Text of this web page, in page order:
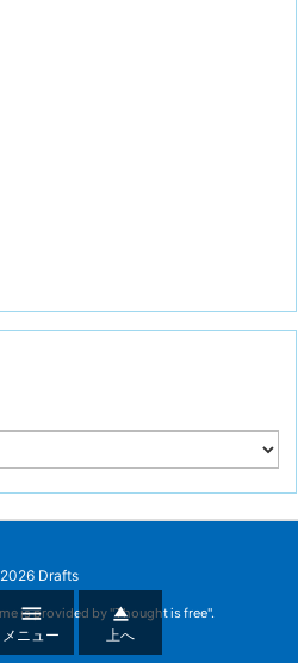
2026 Drafts
is provided by "Thought is free".

メニュー

上へ